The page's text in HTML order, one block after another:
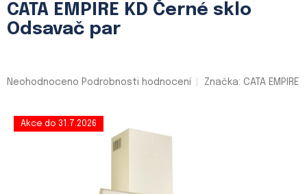
CATA EMPIRE KD Černé sklo
Odsavač par
Průměrné
0,0
Neohodnoceno Podrobnosti hodnocení Značka: CATA EMPIRE
Akce do 31.7.2026